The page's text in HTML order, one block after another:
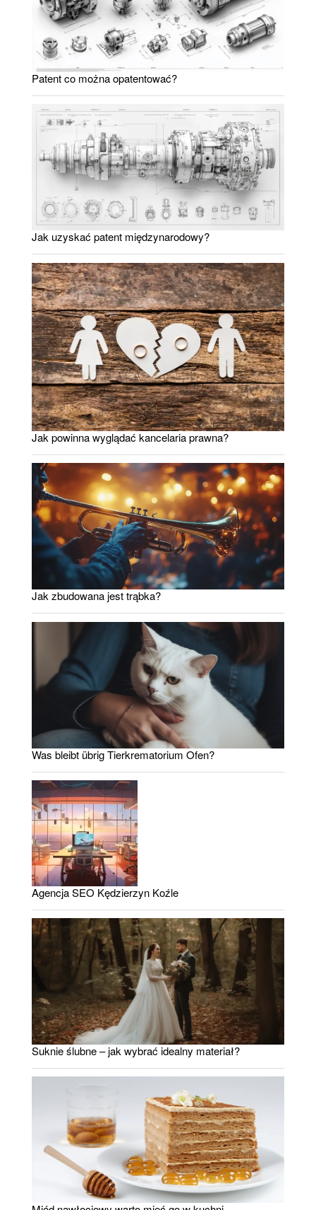
Patent co można opatentować?
Jak uzyskać patent międzynarodowy?
Jak powinna wyglądać kancelaria prawna?
Jak zbudowana jest trąbka?
Was bleibt übrig Tierkrematorium Ofen?
Agencja SEO Kędzierzyn Koźle
Suknie ślubne – jak wybrać idealny materiał?